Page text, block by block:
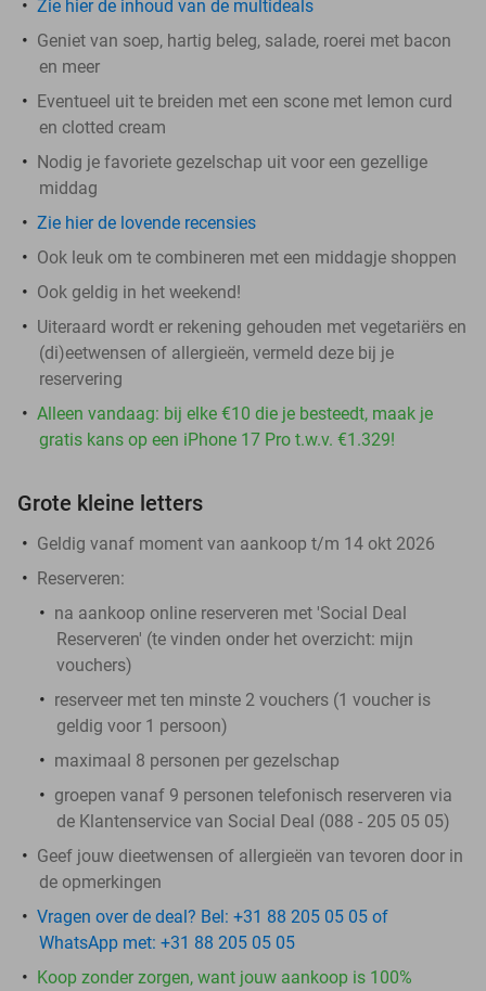
Zie hier de inhoud van de multideals
Geniet van soep, hartig beleg, salade, roerei met bacon
en meer
Eventueel uit te breiden met een scone met lemon curd
en clotted cream
Nodig je favoriete gezelschap uit voor een gezellige
middag
Zie hier de lovende recensies
Ook leuk om te combineren met een middagje shoppen
Ook geldig in het weekend!
Uiteraard wordt er rekening gehouden met vegetariërs en
(di)eetwensen of allergieën, vermeld deze bij je
reservering
Alleen vandaag: bij elke €10 die je besteedt, maak je
gratis kans op een iPhone 17 Pro t.w.v. €1.329!
Grote kleine letters
Geldig vanaf moment van aankoop t/m 14 okt 2026
Reserveren:
na aankoop online reserveren met 'Social Deal
Reserveren' (te vinden onder het overzicht: mijn
vouchers)
reserveer met ten minste 2 vouchers (1 voucher is
geldig voor 1 persoon)
maximaal 8 personen per gezelschap
groepen vanaf 9 personen telefonisch reserveren via
de Klantenservice van Social Deal (088 - 205 05 05)
Geef jouw dieetwensen of allergieën van tevoren door in
de opmerkingen
Vragen over de deal? Bel: +31 88 205 05 05 of
WhatsApp met: +31 88 205 05 05
Koop zonder zorgen, want jouw aankoop is 100%